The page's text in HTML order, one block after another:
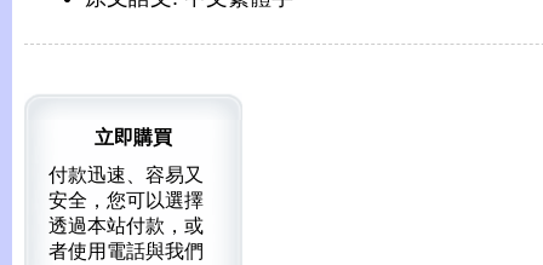
立即購買
付款迅速、容易又
安全，您可以選擇
透過本站付款，或
者使用電話與我們